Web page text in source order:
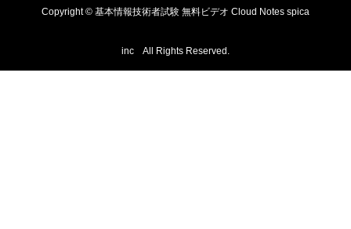
Copyright © 基本情報技術者試験 無料ビデオ Cloud Notes spica
inc All Rights Reserved.